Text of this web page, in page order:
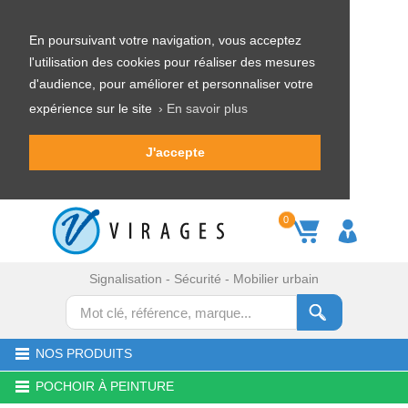
En poursuivant votre navigation, vous acceptez
l'utilisation des cookies pour réaliser des mesures
d'audience, pour améliorer et personnaliser votre
expérience sur le site › En savoir plus
J'accepte
0
Signalisation - Sécurité - Mobilier urbain
NOS PRODUITS
POCHOIR À PEINTURE